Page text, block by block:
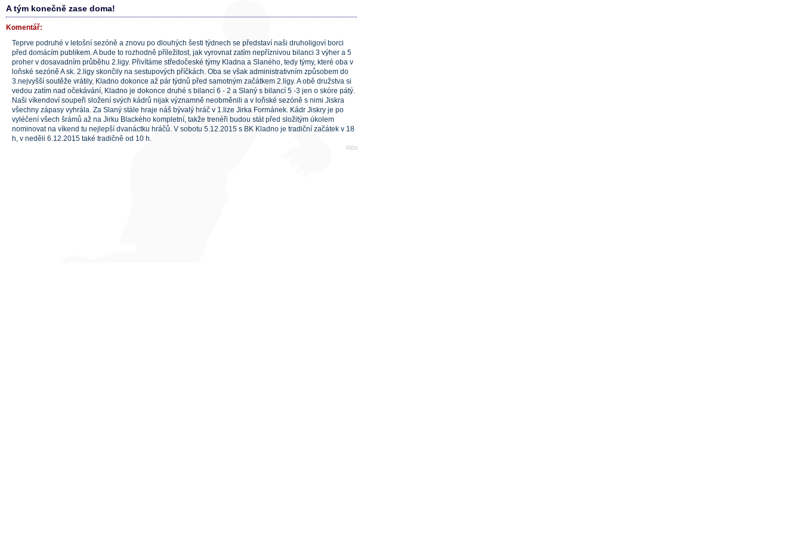
A tým konečně zase doma!
Komentář:
Teprve podruhé v letošní sezóně a znovu po dlouhých šesti týdnech se představí naši druholigoví borci
před domácím publikem. A bude to rozhodně příležitost, jak vyrovnat zatím nepříznivou bilanci 3 výher a 5
proher v dosavadním průběhu 2.ligy. Přivítáme středočeské týmy Kladna a Slaného, tedy týmy, které oba v
loňské sezóně A sk. 2.ligy skončily na sestupových příčkách. Oba se však administrativním způsobem do
3.nejvyšší soutěže vrátily, Kladno dokonce až pár týdnů před samotným začátkem 2.ligy. A obě družstva si
vedou zatím nad očekávání, Kladno je dokonce druhé s bilancí 6 - 2 a Slaný s bilancí 5 -3 jen o skóre pátý.
Naši víkendoví soupeři složení svých kádrů nijak významně neobměnili a v loňské sezóně s nimi Jiskra
všechny zápasy vyhrála. Za Slaný stále hraje náš bývalý hráč v 1.lize Jirka Formánek. Kádr Jiskry je po
vyléčení všech šrámů až na Jirku Blackého kompletní, takže trenéři budou stát před složitým úkolem
nominovat na víkend tu nejlepší dvanáctku hráčů. V sobotu 5.12.2015 s BK Kladno je tradiční začátek v 18
h, v neděli 6.12.2015 také tradičně od 10 h.
#tbs